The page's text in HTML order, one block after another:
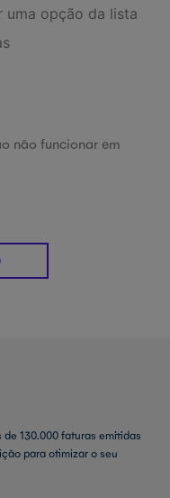
uma opção da lista
não funcionar em
130.000 faturas emitidas
para otimizar o seu